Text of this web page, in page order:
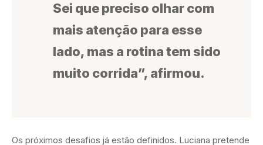
Sei que preciso olhar com
mais atenção para esse
lado, mas a rotina tem sido
muito corrida”, afirmou.
Os próximos desafios já estão definidos. Luciana pretende